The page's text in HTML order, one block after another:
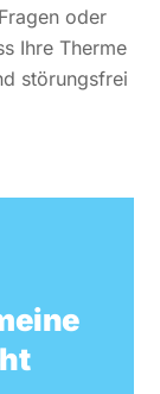
oder
Ihre Therme
störungsfrei